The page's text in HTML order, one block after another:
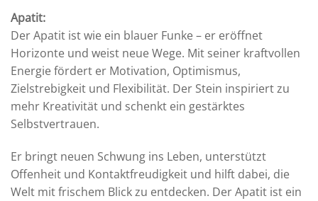
Apatit:
Der Apatit ist wie ein blauer Funke – er eröffnet
Horizonte und weist neue Wege. Mit seiner kraftvollen
Energie fördert er Motivation, Optimismus,
Zielstrebigkeit und Flexibilität. Der Stein inspiriert zu
mehr Kreativität und schenkt ein gestärktes
Selbstvertrauen.
Er bringt neuen Schwung ins Leben, unterstützt
Offenheit und Kontaktfreudigkeit und hilft dabei, die
Welt mit frischem Blick zu entdecken. Der Apatit ist ein